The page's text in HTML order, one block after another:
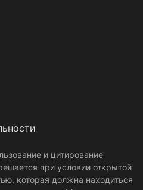
и цитирование
при условии открытой
которая должна находиться